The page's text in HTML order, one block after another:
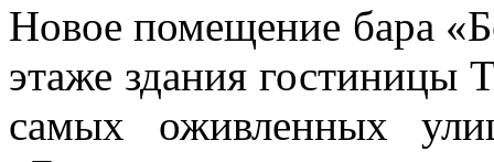
Новое помещение бара
этаже здания
самых оживленных